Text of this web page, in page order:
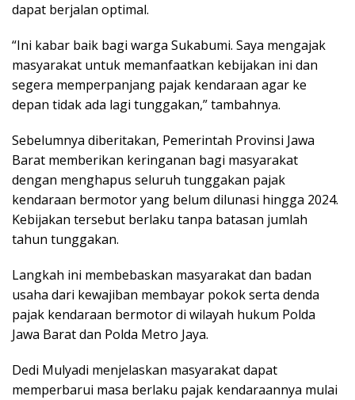
dapat berjalan optimal.
“Ini kabar baik bagi warga Sukabumi. Saya mengajak
masyarakat untuk memanfaatkan kebijakan ini dan
segera memperpanjang pajak kendaraan agar ke
depan tidak ada lagi tunggakan,” tambahnya.
Sebelumnya diberitakan, Pemerintah Provinsi Jawa
Barat memberikan keringanan bagi masyarakat
dengan menghapus seluruh tunggakan pajak
kendaraan bermotor yang belum dilunasi hingga 2024.
Kebijakan tersebut berlaku tanpa batasan jumlah
tahun tunggakan.
Langkah ini membebaskan masyarakat dan badan
usaha dari kewajiban membayar pokok serta denda
pajak kendaraan bermotor di wilayah hukum Polda
Jawa Barat dan Polda Metro Jaya.
Dedi Mulyadi menjelaskan masyarakat dapat
memperbarui masa berlaku pajak kendaraannya mulai